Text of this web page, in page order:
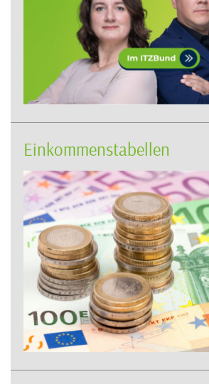
Einkommenstabellen